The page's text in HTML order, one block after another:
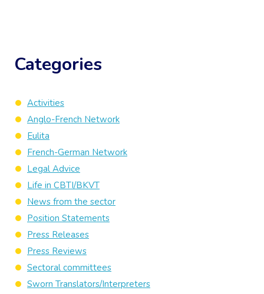
Categories
Activities
Anglo-French Network
Eulita
French-German Network
Legal Advice
Life in CBTI/BKVT
News from the sector
Position Statements
Press Releases
Press Reviews
Sectoral committees
Sworn Translators/Interpreters